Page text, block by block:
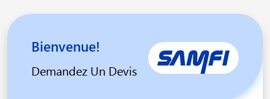
Bienvenue!
Demandez Un Devis